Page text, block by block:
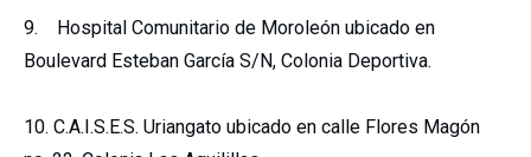
9. Hospital Comunitario de Moroleón ubicado en
Boulevard Esteban García S/N, Colonia Deportiva.
10. C.A.I.S.E.S. Uriangato ubicado en calle Flores Magón